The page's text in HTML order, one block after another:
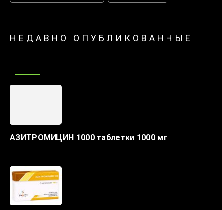
НЕДАВНО ОПУБЛИКОВАННЫЕ
АЗИТРОМИЦИН 1000 таблетки 1000 мг